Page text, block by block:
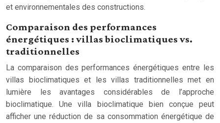
et environnementales des constructions.
Comparaison des performances
énergétiques : villas bioclimatiques vs.
traditionnelles
La comparaison des performances énergétiques entre les
villas bioclimatiques et les villas traditionnelles met en
lumière les avantages considérables de l’approche
bioclimatique. Une villa bioclimatique bien conçue peut
afficher une réduction de sa consommation énergétique de